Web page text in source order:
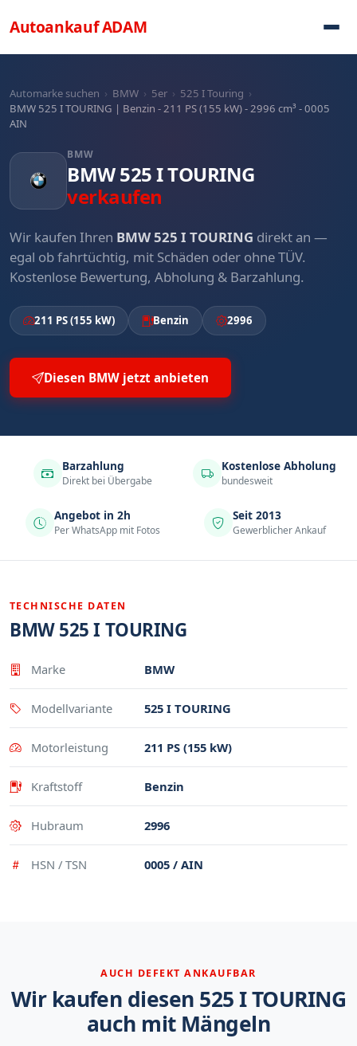
AutoankaufADAM
Automarke suchen › BMW › 5er › 525 I Touring ›
BMW 525 I TOURING | Benzin - 211 PS (155 kW) - 2996 cm³ - 0005
AIN
BMW
BMW 525 I TOURING
verkaufen
Wir kaufen Ihren BMW 525 I TOURING direkt an —
egal ob fahrtüchtig, mit Schäden oder ohne TÜV.
Kostenlose Bewertung, Abholung & Barzahlung.
211 PS (155 kW) Benzin 2996
Diesen BMW jetzt anbieten
Barzahlung
Direkt bei Übergabe
Kostenlose Abholung
bundesweit
Angebot in 2h
Per WhatsApp mit Fotos
Seit 2013
Gewerblicher Ankauf
TECHNISCHE DATEN
BMW 525 I TOURING
Eigenschaft
Marke BMW
Modellvariante 525 I TOURING
Motorleistung 211 PS (155 kW)
Kraftstoff Benzin
Hubraum 2996
HSN / TSN 0005 / AIN
AUCH DEFEKT ANKAUFBAR
Wir kaufen diesen 525 I TOURING
auch mit Mängeln